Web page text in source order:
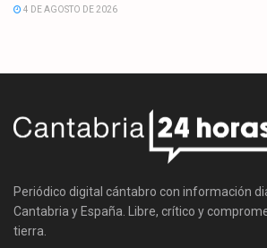
4 DE AGOSTO DE 2026
Periódico digital cántabro con información
Cantabria y España. Libre, crítico y
tierra.